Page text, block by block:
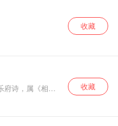
，阐述了国家
在告诫当时北
居安思危，防
应满足表面的
收藏
诗，属《相和
日出东南隅
美貌；第二
收藏